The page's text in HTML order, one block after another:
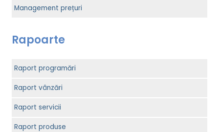
Management prețuri
Rapoarte
Raport programări
Raport vânzări
Raport servicii
Raport produse